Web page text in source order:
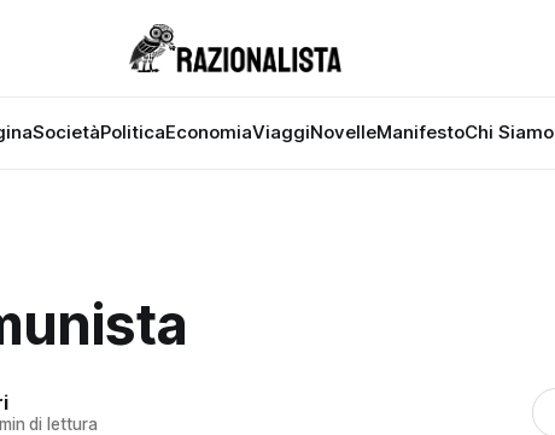
SocietàPoliticaEconomiaViaggiNovelleManifestoChi Siamo
di lettura